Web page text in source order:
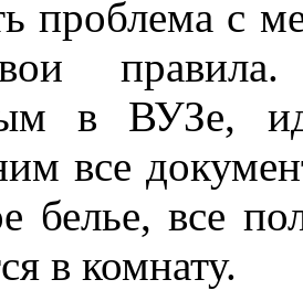
проблема с
в ВУЗе,
все
белье, все
в комнату.